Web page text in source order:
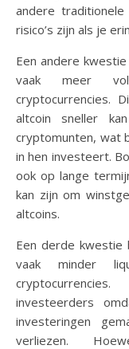
andere
risico’s zijn als je
Een andere
vaak meer
cryptocurrencies.
altcoin sneller
cryptomunten, wat
in hen investeert.
ook op lange
kan zijn om
altcoins.
Een derde
vaak minder
investeerders
investeringen
verliezen.